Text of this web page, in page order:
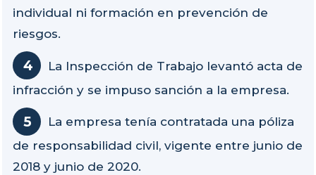
individual ni formación en prevención de
riesgos.
La Inspección de Trabajo levantó acta de
infracción y se impuso sanción a la empresa.
La empresa tenía contratada una póliza
de responsabilidad civil, vigente entre junio de
2018 y junio de 2020.